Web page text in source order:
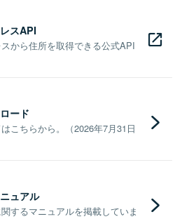
スAPI
から住所を取得できる公式API
ード
こちらから。（2026年7月31日
ュアル
するマニュアルを掲載していま